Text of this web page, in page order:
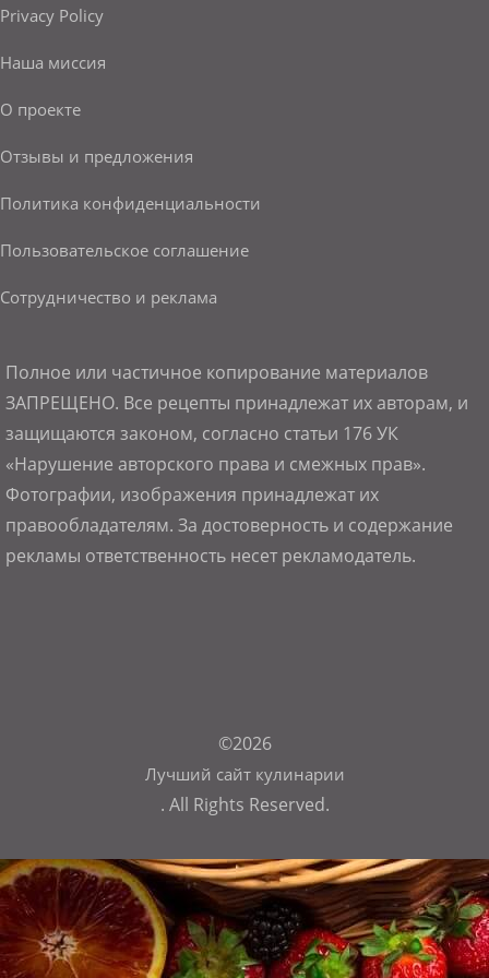
Privacy Policy
Наша миссия
О проекте
Отзывы и предложения
Политика конфиденциальности
Пользовательское соглашение
Сотрудничество и реклама
Полное или частичное копирование материалов
ЗАПРЕЩЕНО. Все рецепты принадлежат их авторам, и
защищаются законом, согласно статьи 176 УК
«Нарушение авторского права и смежных прав».
Фотографии, изображения принадлежат их
правообладателям. За достоверность и содержание
рекламы ответственность несет рекламодатель.
©2026
Лучший сайт кулинарии
. All Rights Reserved.